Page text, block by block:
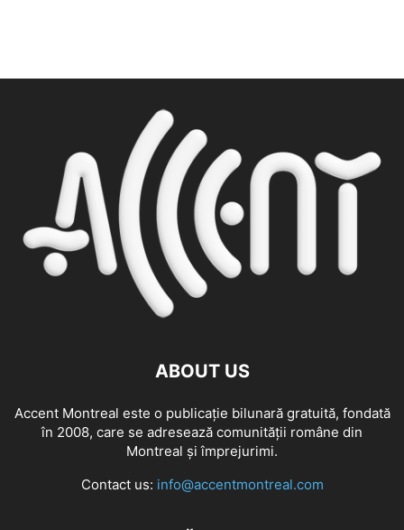
ABOUT US
Accent Montreal este o publicație bilunară gratuită, fondată
în 2008, care se adresează comunităţii române din
Montreal şi împrejurimi.
Contact us: info@accentmontreal.com